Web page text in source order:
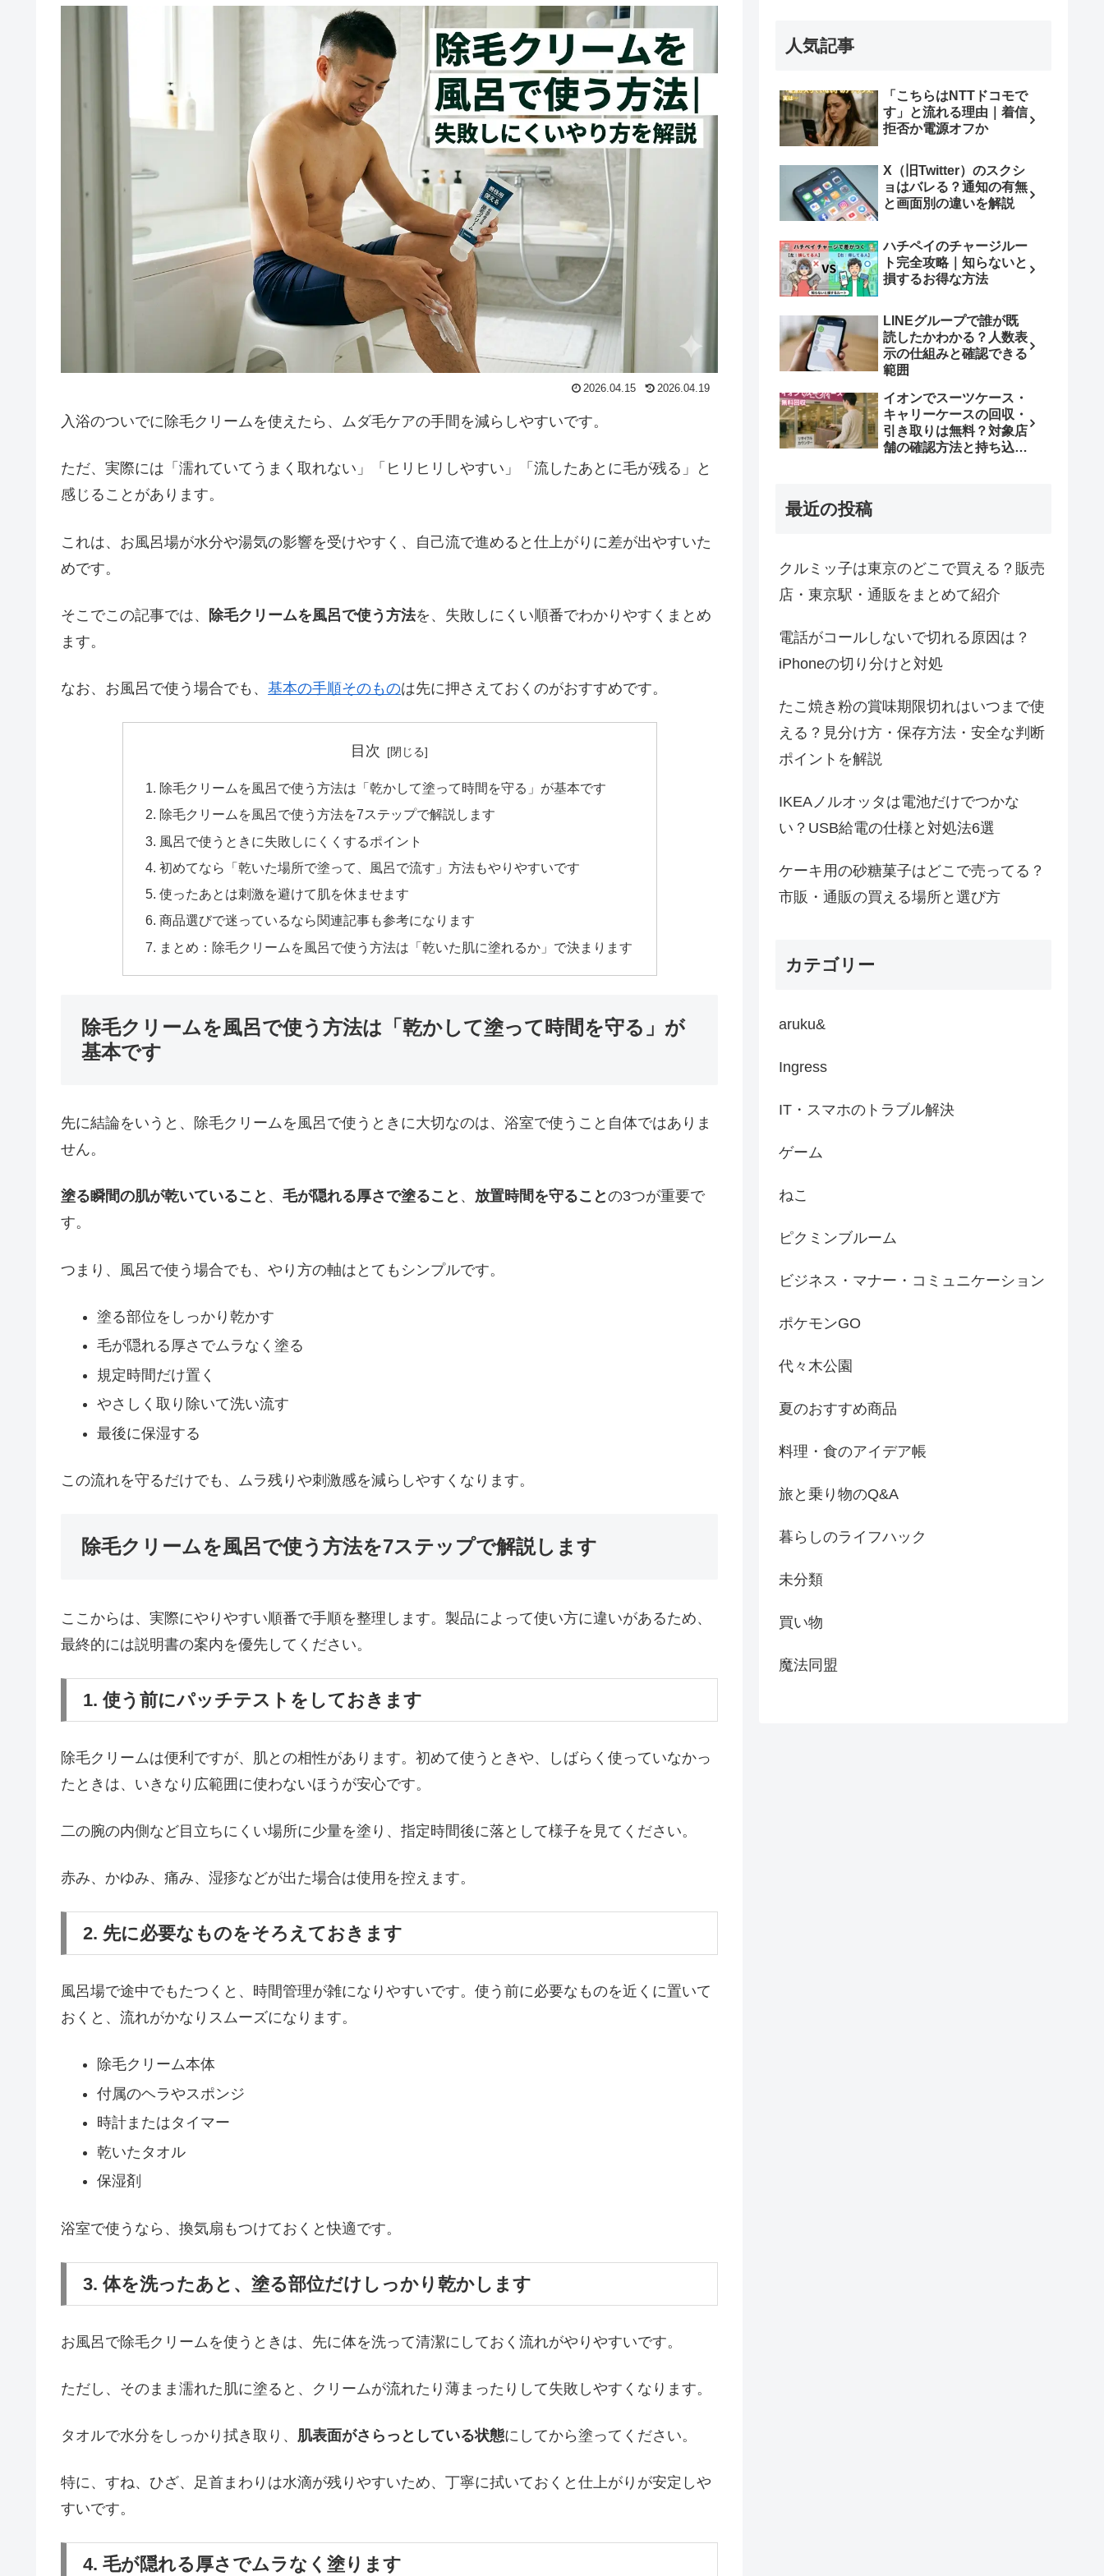
2026.04.15 2026.04.19
入浴のついでに除毛クリームを使えたら、ムダ毛ケアの手間を減らしやすいです。
ただ、実際には「濡れていてうまく取れない」「ヒリヒリしやすい」「流したあとに毛が残る」と
感じることがあります。
これは、お風呂場が水分や湯気の影響を受けやすく、自己流で進めると仕上がりに差が出やすいた
めです。
そこでこの記事では、 除毛クリームを風呂で使う方法を、失敗しにくい順番でわかりやすくまとめ
ます。
なお、お風呂で使う場合でも、 基本の手順そのものは先に押さえておくのがおすすめです。
目次
除毛クリームを風呂で使う方法は「乾かして塗って時間を守る」が基本です
除毛クリームを風呂で使う方法を7ステップで解説します
風呂で使うときに失敗しにくくするポイント
初めてなら「乾いた場所で塗って、風呂で流す」方法もやりやすいです
使ったあとは刺激を避けて肌を休ませます
商品選びで迷っているなら関連記事も参考になります
まとめ：除毛クリームを風呂で使う方法は「乾いた肌に塗れるか」で決まります
除毛クリームを風呂で使う方法は「乾かして塗って時間を守る」が
基本です
先に結論をいうと、除毛クリームを風呂で使うときに大切なのは、浴室で使うこと自体ではありま
せん。
塗る瞬間の肌が乾いていること 、 毛が隠れる厚さで塗ること 、 放置時間を守ることの3つが重要で
す。
つまり、風呂で使う場合でも、やり方の軸はとてもシンプルです。
塗る部位をしっかり乾かす
毛が隠れる厚さでムラなく塗る
規定時間だけ置く
やさしく取り除いて洗い流す
最後に保湿する
この流れを守るだけでも、ムラ残りや刺激感を減らしやすくなります。
除毛クリームを風呂で使う方法を7ステップで解説します
ここからは、実際にやりやすい順番で手順を整理します。製品によって使い方に違いがあるため、
最終的には説明書の案内を優先してください。
1. 使う前にパッチテストをしておきます
除毛クリームは便利ですが、肌との相性があります。初めて使うときや、しばらく使っていなかっ
たときは、いきなり広範囲に使わないほうが安心です。
二の腕の内側など目立ちにくい場所に少量を塗り、指定時間後に落として様子を見てください。
赤み、かゆみ、痛み、湿疹などが出た場合は使用を控えます。
2. 先に必要なものをそろえておきます
風呂場で途中でもたつくと、時間管理が雑になりやすいです。使う前に必要なものを近くに置いて
おくと、流れがかなりスムーズになります。
除毛クリーム本体
付属のヘラやスポンジ
時計またはタイマー
乾いたタオル
保湿剤
浴室で使うなら、換気扇もつけておくと快適です。
3. 体を洗ったあと、塗る部位だけしっかり乾かします
お風呂で除毛クリームを使うときは、先に体を洗って清潔にしておく流れがやりやすいです。
ただし、そのまま濡れた肌に塗ると、クリームが流れたり薄まったりして失敗しやすくなります。
タオルで水分をしっかり拭き取り、 肌表面がさらっとしている状態にしてから塗ってください。
特に、すね、ひざ、足首まわりは水滴が残りやすいため、丁寧に拭いておくと仕上がりが安定しや
すいです。
4. 毛が隠れる厚さでムラなく塗ります
人気記事
「こちらはNTTドコモで
す」と流れる理由｜着信
拒否か電源オフか
X（旧Twitter）のスクシ
ョはバレる？通知の有無
と画面別の違いを解説
ハチペイのチャージルー
ト完全攻略｜知らないと
損するお得な方法
LINEグループで誰が既
読したかわかる？人数表
示の仕組みと確認できる
範囲
イオンでスーツケース・
キャリーケースの回収・
引き取りは無料？対象店
舗の確認方法と持ち込み
最近の投稿
クルミッ子は東京のどこで買える？販売
店・東京駅・通販をまとめて紹介
電話がコールしないで切れる原因は？
iPhoneの切り分けと対処
たこ焼き粉の賞味期限切れはいつまで使
える？見分け方・保存方法・安全な判断
ポイントを解説
IKEAノルオッタは電池だけでつかな
い？USB給電の仕様と対処法6選
ケーキ用の砂糖菓子はどこで売ってる？
市販・通販の買える場所と選び方
カテゴリー
aruku&
Ingress
IT・スマホのトラブル解決
ゲーム
ねこ
ピクミンブルーム
ビジネス・マナー・コミュニケーション
ポケモンGO
代々木公園
夏のおすすめ商品
料理・食のアイデア帳
旅と乗り物のQ&A
暮らしのライフハック
未分類
買い物
魔法同盟